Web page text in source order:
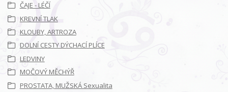
ČAJE - LÉČÍ
KREVNÍ TLAK
KLOUBY, ARTROZA
DOLNÍ CESTY DÝCHACÍ PLÍCE
LEDVINY
MOČOVÝ MĚCHÝŘ
PROSTATA, MUŽSKÁ Sexualita